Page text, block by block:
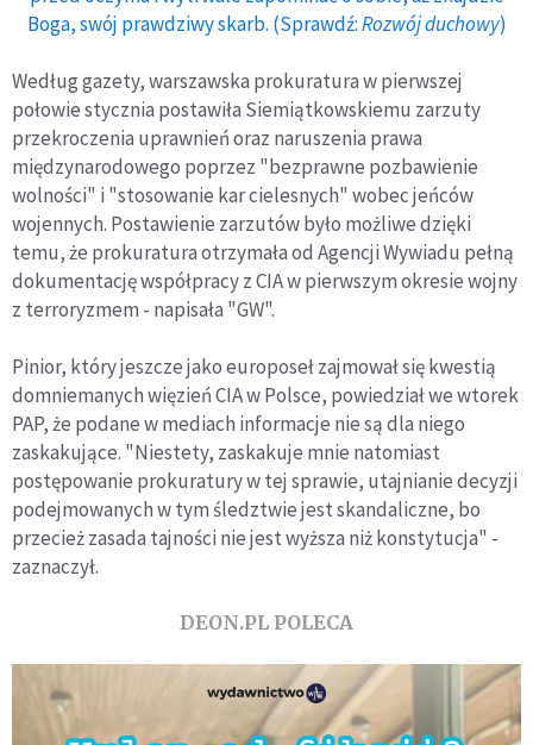
Boga, swój prawdziwy skarb. (Sprawdź:Rozwój duchowy)
Według gazety, warszawska prokuratura w pierwszej
połowie stycznia postawiła Siemiątkowskiemu zarzuty
przekroczenia uprawnień oraz naruszenia prawa
międzynarodowego poprzez "bezprawne pozbawienie
wolności" i "stosowanie kar cielesnych" wobec jeńców
wojennych. Postawienie zarzutów było możliwe dzięki
temu, że prokuratura otrzymała od Agencji Wywiadu pełną
dokumentację współpracy z CIA w pierwszym okresie wojny
z terroryzmem - napisała "GW".
Pinior, który jeszcze jako europoseł zajmował się kwestią
domniemanych więzień CIA w Polsce, powiedział we wtorek
PAP, że podane w mediach informacje nie są dla niego
zaskakujące. "Niestety, zaskakuje mnie natomiast
postępowanie prokuratury w tej sprawie, utajnianie decyzji
podejmowanych w tym śledztwie jest skandaliczne, bo
przecież zasada tajności nie jest wyższa niż konstytucja" -
zaznaczył.
DEON.PL POLECA